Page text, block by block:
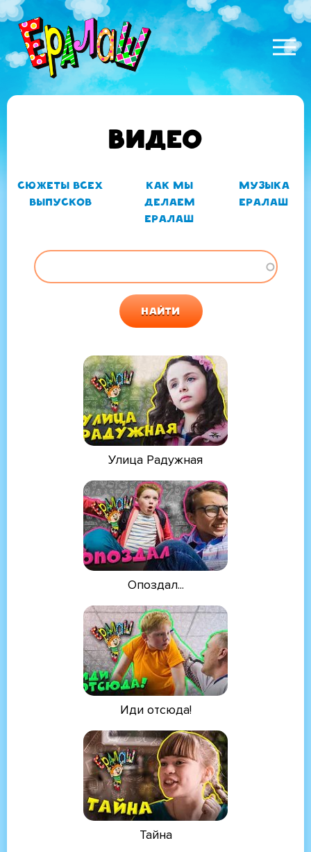
Перейти
к
основному
содержанию
Основная
навигация
Наши новости
Видео и аудио
Фестиваль Ералаш
Наши контакты
Видео
ГЛАВНЫЕ
Сюжеты всех
выпусков
Как мы
делаем
Ералаш
Музыка
Ералаш
Улица Радужная
Опоздал...
Иди отсюда!
Тайна